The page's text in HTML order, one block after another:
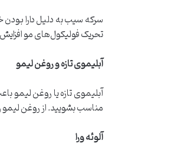
سرکه سیب به دلیل دارا
تحریک فولیکول‌های مو
آبلیموی تازه و روغن لیمو
مناسب بشویید. از روغن لیمو
آلوئه ورا